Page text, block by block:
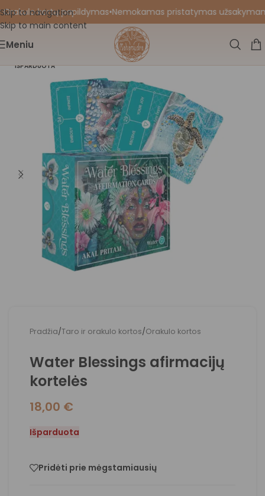
Skip to navigation
Skip to main content
kortų papildymas•Nemokamas pristatymas
Meniu
IŠPARDUOTA
Pradžia/Taro ir orakulo kortos/Orakulo kortos
Water Blessings afirmacijų
kortelės
18,00 €
Išparduota
Pridėti prie mėgstamiausių